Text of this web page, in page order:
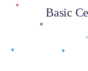
Basic